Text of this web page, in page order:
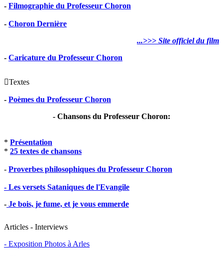
- Filmographie du Professeur Choron
- Choron Dernière
...>>> Site officiel du film
- Caricature du Professeur Choron
Textes
- Poèmes du Professeur Choron
- Chansons du Professeur Choron:
* Présentation
* 25 textes de chansons
- Proverbes philosophiques du Professeur Choron
- Les versets Sataniques de l'Evangile
- Je bois, je fume, et je vous emmerde
Articles - Interviews
- Exposition Photos à Arles